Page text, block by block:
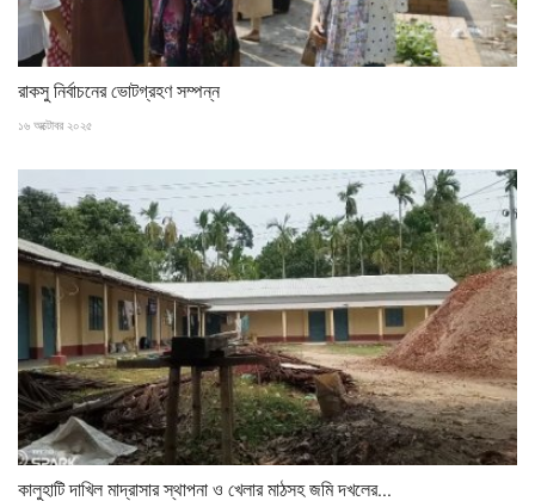
রাকসু নির্বাচনের ভোটগ্রহণ সম্পন্ন
১৬ অক্টোবর ২০২৫
কালুহাটি দাখিল মাদ্রাসার স্থাপনা ও খেলার মাঠসহ জমি দখলের...